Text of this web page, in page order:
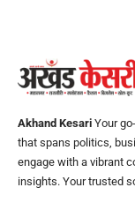
Akhand Kesari Your
that spans politics,
engage with a vibrant
insights. Your trusted